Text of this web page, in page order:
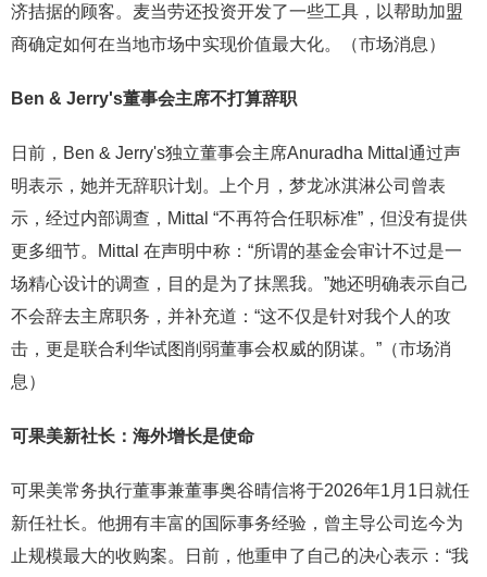
济拮据的顾客。麦当劳还投资开发了一些工具，以帮助加盟
商确定如何在当地市场中实现价值最大化。（市场消息）
Ben & Jerry's董事会主席不打算辞职
日前，Ben & Jerry's独立董事会主席Anuradha Mittal通过声
明表示，她并无辞职计划。上个月，梦龙冰淇淋公司曾表
示，经过内部调查，Mittal “不再符合任职标准”，但没有提供
更多细节。Mittal 在声明中称：“所谓的基金会审计不过是一
场精心设计的调查，目的是为了抹黑我。”她还明确表示自己
不会辞去主席职务，并补充道：“这不仅是针对我个人的攻
击，更是联合利华试图削弱董事会权威的阴谋。”（市场消
息）
可果美新社长：海外增长是使命
可果美常务执行董事兼董事奥谷晴信将于2026年1月1日就任
新任社长。他拥有丰富的国际事务经验，曾主导公司迄今为
止规模最大的收购案。日前，他重申了自己的决心表示：“我